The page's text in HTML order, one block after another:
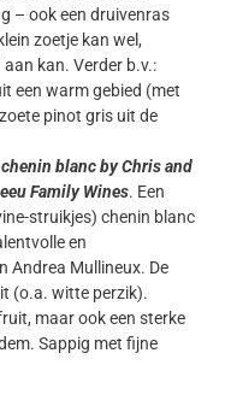
– ook een druivenras
zoetje kan wel,
kan. Verder b.v.:
een warm gebied (met
pinot gris uit de
blanc by Chris and
Family Wines. Een
struikjes) chenin blanc
en
Andrea Mullineux. De
(o.a. witte perzik).
maar ook een sterke
Sappig met fijne